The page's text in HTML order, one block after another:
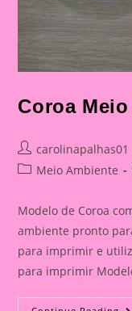
Coroa
Post
author:
carolinapalhas01
PostMeio Ambiente
Modelo de Coroa
ambiente pronto
para imprimir e
para imprimir